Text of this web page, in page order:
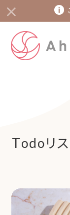
Todoリス